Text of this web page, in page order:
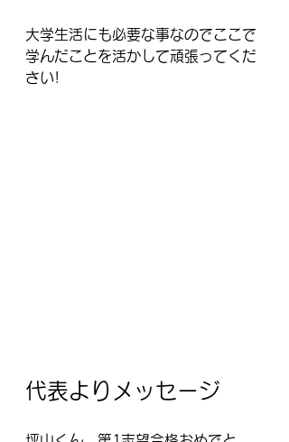
大学生活にも必要な事なのでここで
学んだことを活かして頑張ってくだ
さい!
代表よりメッセージ